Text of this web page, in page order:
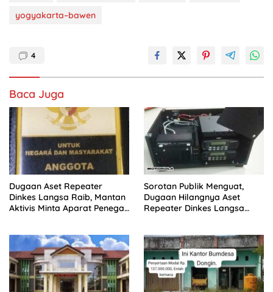
yogyakarta–bawen
4
Baca Juga
Dugaan Aset Repeater
Dinkes Langsa Raib, Mantan
Aktivis Minta Aparat Penegak
Sorotan Publik Menguat,
Dugaan Hilangnya Aset
Repeater Dinkes Langsa